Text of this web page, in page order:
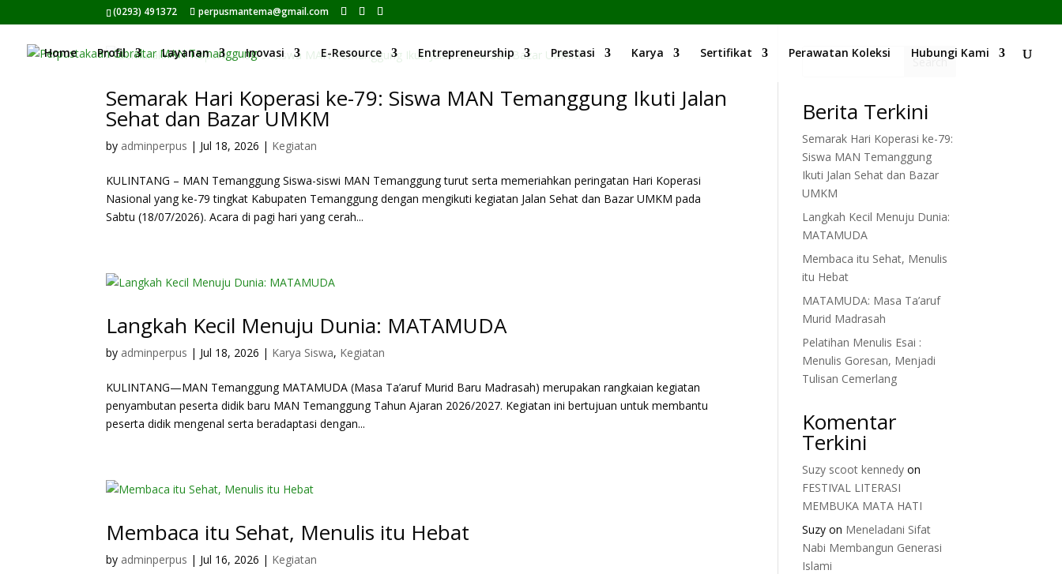
(0293) 491372 perpusmantema@gmail.com
Home Profil Layanan Inovasi E-Resource Entrepreneurship Prestasi Karya Sertifikat Perawatan Koleksi Hubungi Kami
Semarak Hari Koperasi ke-79: Siswa MAN Temanggung Ikuti Jalan
Sehat dan Bazar UMKM
by adminperpus | Jul 18, 2026 | Kegiatan
KULINTANG – MAN Temanggung Siswa-siswi MAN Temanggung turut serta memeriahkan peringatan Hari Koperasi
Nasional yang ke-79 tingkat Kabupaten Temanggung dengan mengikuti kegiatan Jalan Sehat dan Bazar UMKM pada
Sabtu (18/07/2026). Acara di pagi hari yang cerah...
Langkah Kecil Menuju Dunia: MATAMUDA
by adminperpus | Jul 18, 2026 | Karya Siswa, Kegiatan
KULINTANG—MAN Temanggung MATAMUDA (Masa Ta’aruf Murid Baru Madrasah) merupakan rangkaian kegiatan
penyambutan peserta didik baru MAN Temanggung Tahun Ajaran 2026/2027. Kegiatan ini bertujuan untuk membantu
peserta didik mengenal serta beradaptasi dengan...
Membaca itu Sehat, Menulis itu Hebat
by adminperpus | Jul 16, 2026 | Kegiatan
Search
Berita Terkini
Semarak Hari Koperasi ke-79:
Siswa MAN Temanggung
Ikuti Jalan Sehat dan Bazar
UMKM
Langkah Kecil Menuju Dunia:
MATAMUDA
Membaca itu Sehat, Menulis
itu Hebat
MATAMUDA: Masa Ta’aruf
Murid Madrasah
Pelatihan Menulis Esai :
Menulis Goresan, Menjadi
Tulisan Cemerlang
Komentar
Terkini
Suzy scoot kennedy on
FESTIVAL LITERASI
MEMBUKA MATA HATI
Suzy on Meneladani Sifat
Nabi Membangun Generasi
Islami